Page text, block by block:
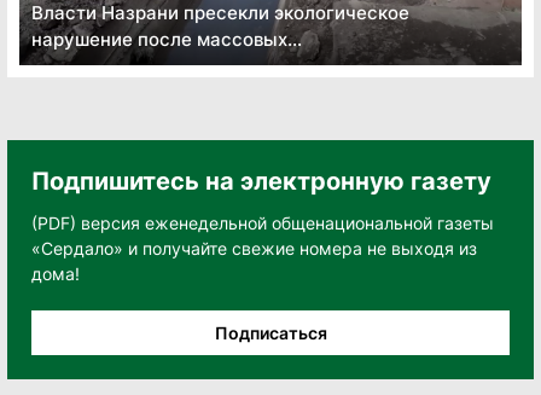
Власти Назрани пресекли экологическое
нарушение после массовых...
Подпишитесь на электронную газету
(PDF) версия еженедельной общенациональной газеты
«Сердало» и получайте свежие номера не выходя из
дома!
Подписаться